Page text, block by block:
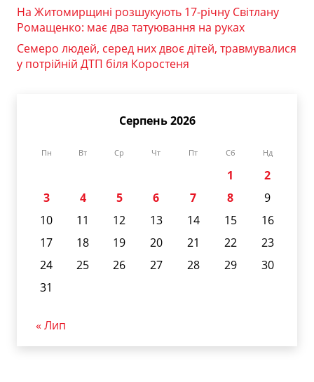
На Житомирщині розшукують 17-річну Світлану
Ромащенко: має два татуювання на руках
Семеро людей, серед них двоє дітей, травмувалися
у потрійній ДТП біля Коростеня
Серпень 2026
Пн Вт Ср Чт Пт Сб Нд
1
2
3
4 5 6 7 8
9
10
11 12 13 14 15
16
17
18 19 20 21 22
23
24
25 26 27 28 29
30
31
« Лип